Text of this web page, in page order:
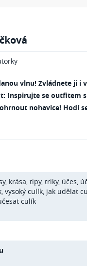
vlnu! Zvládnete ji i
Inspirujte se outfitem
nohavice! Hodí
, krása, tipy, triky, účes,
, vysoký culík, jak udělat
culík